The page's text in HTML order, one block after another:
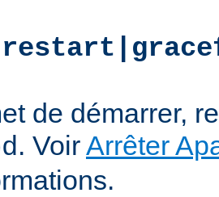
de démarrer,
. VoirArrêter